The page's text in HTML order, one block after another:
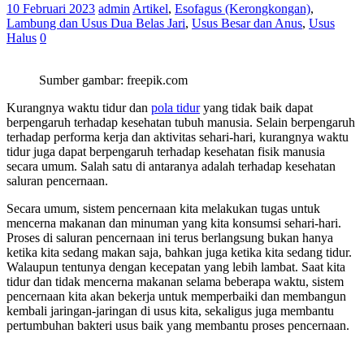
10 Februari 2023 admin Artikel, Esofagus (Kerongkongan),
Lambung dan Usus Dua Belas Jari, Usus Besar dan Anus, Usus
Halus 0
Sumber gambar: freepik.com
Kurangnya waktu tidur dan pola tiduryang tidak baik dapat
berpengaruh terhadap kesehatan tubuh manusia. Selain berpengaruh
terhadap performa kerja dan aktivitas sehari-hari, kurangnya waktu
tidur juga dapat berpengaruh terhadap kesehatan fisik manusia
secara umum. Salah satu di antaranya adalah terhadap kesehatan
saluran pencernaan.
Secara umum, sistem pencernaan kita melakukan tugas untuk
mencerna makanan dan minuman yang kita konsumsi sehari-hari.
Proses di saluran pencernaan ini terus berlangsung bukan hanya
ketika kita sedang makan saja, bahkan juga ketika kita sedang tidur.
Walaupun tentunya dengan kecepatan yang lebih lambat. Saat kita
tidur dan tidak mencerna makanan selama beberapa waktu, sistem
pencernaan kita akan bekerja untuk memperbaiki dan membangun
kembali jaringan-jaringan di usus kita, sekaligus juga membantu
pertumbuhan bakteri usus baik yang membantu proses pencernaan.